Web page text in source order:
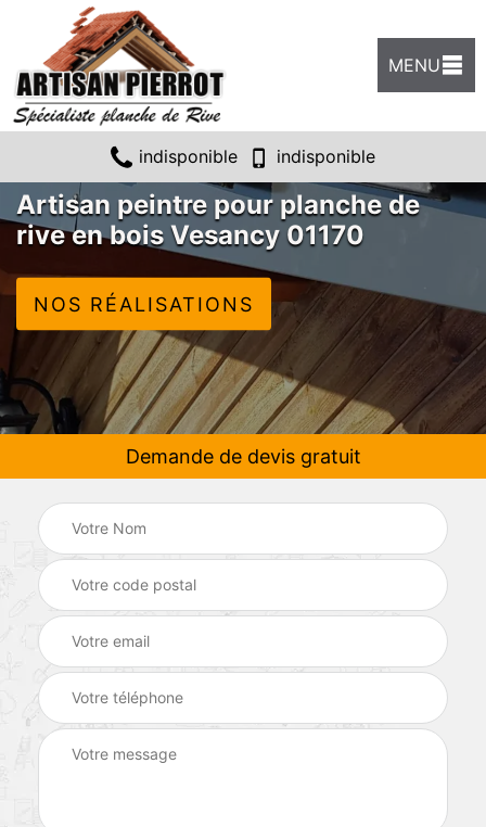
MENU
indisponible indisponible
Artisan peintre pour planche de
rive en bois Vesancy 01170
NOS RÉALISATIONS
Demande de devis gratuit